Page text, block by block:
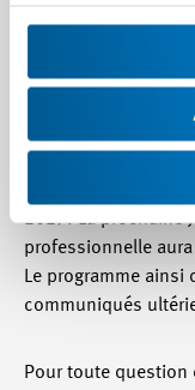
Vendredi 22 janvier
Réservez dès
2027. La prochaine
professionnelle
Le programme
communiqués
Pour toute question